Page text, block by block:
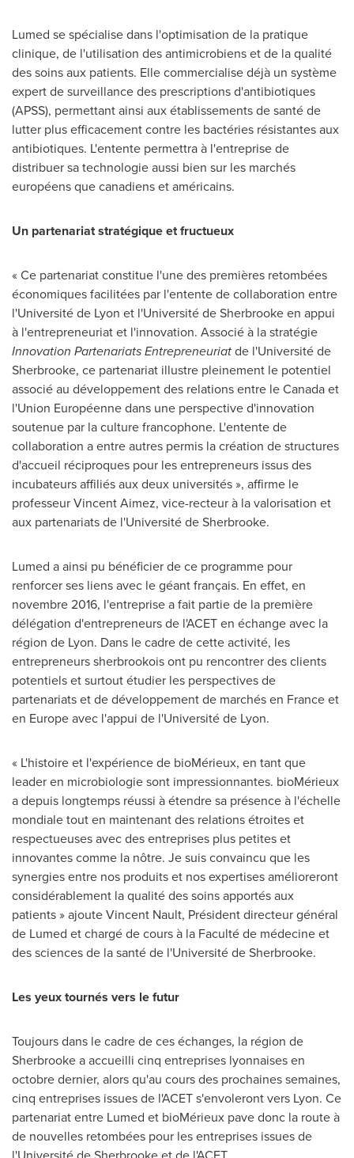
Lumed se spécialise dans l'optimisation de la pratique
clinique, de l'utilisation des antimicrobiens et de la qualité
des soins aux patients. Elle commercialise déjà un système
expert de surveillance des prescriptions d'antibiotiques
(APSS), permettant ainsi aux établissements de santé de
lutter plus efficacement contre les bactéries résistantes aux
antibiotiques. L'entente permettra à l'entreprise de
distribuer sa technologie aussi bien sur les marchés
européens que canadiens et américains.
Un partenariat stratégique et fructueux
« Ce partenariat constitue l'une des premières retombées
économiques facilitées par l'entente de collaboration entre
l'Université de Lyon et l'Université deSherbrookeen appui
à l'entrepreneuriat et l'innovation. Associé à la stratégie
Innovation Partenariats Entrepreneuriatde l'Université de
Sherbrooke, ce partenariat illustre pleinement le potentiel
associé au développement des relations entre leCanadaet
l'Union Européenne dans une perspective d'innovation
soutenue par la culture francophone. L'entente de
collaboration a entre autres permis la création de structures
d'accueil réciproques pour les entrepreneurs issus des
incubateurs affiliés aux deux universités », affirme le
professeur Vincent Aimez, vice-recteur à la valorisation et
aux partenariats de l'Université deSherbrooke.
Lumed a ainsi pu bénéficier de ce programme pour
renforcer ses liens avec le géant français. En effet, en
novembre 2016, l'entreprise a fait partie de la première
délégation d'entrepreneurs de l'ACET en échange avec la
région de Lyon. Dans le cadre de cette activité, les
entrepreneurs sherbrookois ont pu rencontrer des clients
potentiels et surtout étudier les perspectives de
partenariats et de développement de marchés en Franceet
en Europeavec l'appui de l'Université de Lyon.
« L'histoire et l'expérience de bioMérieux, en tant que
leader en microbiologie sont impressionnantes. bioMérieux
a depuis longtemps réussi à étendre sa présence à l'échelle
mondiale tout en maintenant des relations étroites et
respectueuses avec des entreprises plus petites et
innovantes comme la nôtre. Je suis convaincu que les
synergies entre nos produits et nos expertises amélioreront
considérablement la qualité des soins apportés aux
patients » ajouteVincent Nault, Président directeur général
de Lumed et chargé de cours à la Faculté de médecine et
des sciences de la santé de l'Université deSherbrooke.
Les yeux tournés vers le futur
Toujours dans le cadre de ces échanges, la région de
Sherbrookea accueilli cinq entreprises lyonnaises en
octobre dernier, alors qu'au cours des prochaines semaines,
cinq entreprises issues de l'ACET s'envoleront vers Lyon. Ce
partenariat entre Lumed et bioMérieux pave donc la route à
de nouvelles retombées pour les entreprises issues de